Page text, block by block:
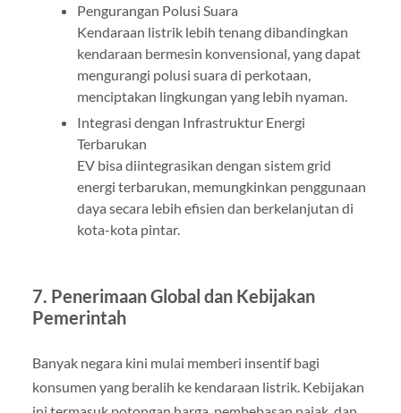
Pengurangan Polusi Suara
Kendaraan listrik lebih tenang dibandingkan
kendaraan bermesin konvensional, yang dapat
mengurangi polusi suara di perkotaan,
menciptakan lingkungan yang lebih nyaman.
Integrasi dengan Infrastruktur Energi
Terbarukan
EV bisa diintegrasikan dengan sistem grid
energi terbarukan, memungkinkan penggunaan
daya secara lebih efisien dan berkelanjutan di
kota-kota pintar.
7. Penerimaan Global dan Kebijakan
Pemerintah
Banyak negara kini mulai memberi insentif bagi
konsumen yang beralih ke kendaraan listrik. Kebijakan